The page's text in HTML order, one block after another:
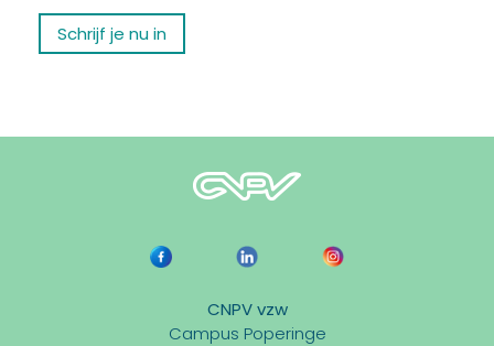
Schrijf je nu in
CNPV vzw
Campus Poperinge